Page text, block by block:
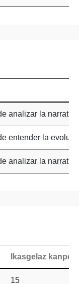
analizar la
entender la
analizar la
Ikasgelaz
15